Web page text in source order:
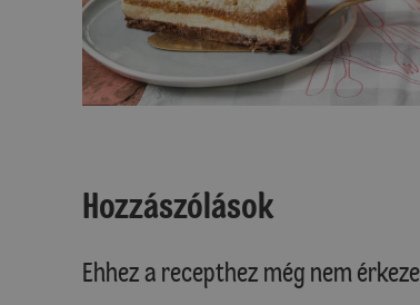
Hozzászólások
Ehhez a recepthez még nem